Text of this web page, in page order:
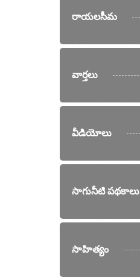
రాయలసీమ
వార్తలు
వీడియోలు
సాగునీటి పథకాలు
సాహిత్యం